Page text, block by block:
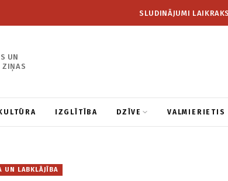
SLUDINĀJUMI
UN
ZIŅAS
KULTŪRA IZGLĪTĪBA DZĪVE VALMIERIETIS
UN LABKLĀJĪBA